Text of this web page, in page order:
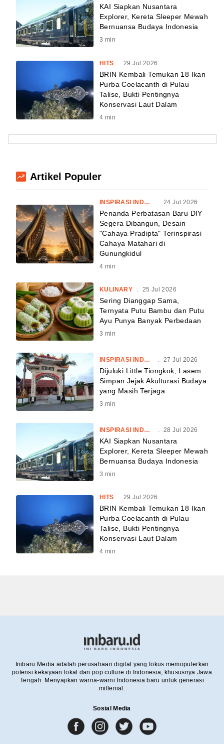
KAI Siapkan Nusantara
Explorer, Kereta Sleeper Mewah
Bernuansa Budaya Indonesia
3 min
HITS 29 Jul 2026
BRIN Kembali Temukan 18 Ikan
Purba Coelacanth di Pulau
Talise, Bukti Pentingnya
Konservasi Laut Dalam
4 min
Artikel Populer
INSPIRASI INDONESIA 24 Jul 2026
Penanda Perbatasan Baru DIY
Segera Dibangun, Desain
"Cahaya Pradipta" Terinspirasi
Cahaya Matahari di
Gunungkidul
4 min
KULINARY 25 Jul 2026
Sering Dianggap Sama,
Ternyata Putu Bambu dan Putu
Ayu Punya Banyak Perbedaan
3 min
INSPIRASI INDONESIA . 27 Jul 2026
Dijuluki Little Tiongkok, Lasem
Simpan Jejak Akulturasi Budaya
yang Masih Terjaga
3 min
INSPIRASI INDONESIA . 28 Jul 2026
KAI Siapkan Nusantara
Explorer, Kereta Sleeper Mewah
Bernuansa Budaya Indonesia
3 min
HITS . 29 Jul 2026
BRIN Kembali Temukan 18 Ikan
Purba Coelacanth di Pulau
Talise, Bukti Pentingnya
Konservasi Laut Dalam
4 min
Inibaru Media adalah perusahaan digital yang fokus memopulerkan
potensi kekayaan lokal dan pop culture di Indonesia, khususnya Jawa
Tengah. Menyajikan warna-warni Indonesia baru untuk generasi
millenial.
Sosial Media